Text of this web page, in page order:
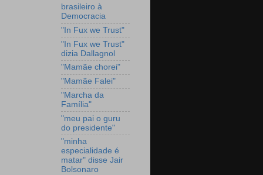
brasileiro à
Democracia
"In Fux we Trust"
"In Fux we Trust"
dizia Dallagnol
"Mamãe chorei"
"Mamãe Falei"
"Marcha da
Família"
"meu pai o guru
do presidente"
"minha
especialidade é
matar" disse Jair
Bolsonaro